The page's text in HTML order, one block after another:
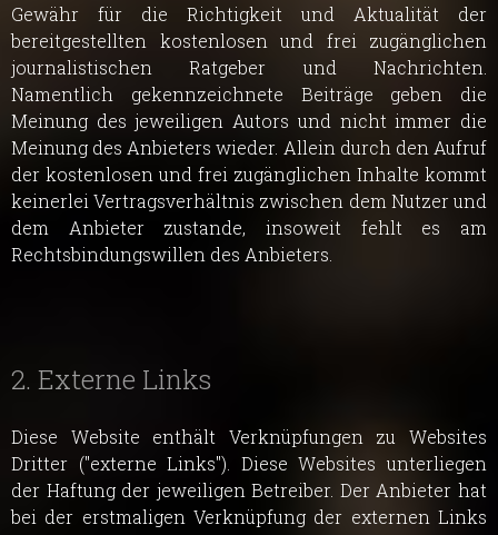
Gewähr für die Richtigkeit und Aktualität der
bereitgestellten kostenlosen und frei zugänglichen
journalistischen Ratgeber und Nachrichten.
Namentlich gekennzeichnete Beiträge geben die
Meinung des jeweiligen Autors und nicht immer die
Meinung des Anbieters wieder. Allein durch den Aufruf
der kostenlosen und frei zugänglichen Inhalte kommt
keinerlei Vertragsverhältnis zwischen dem Nutzer und
dem Anbieter zustande, insoweit fehlt es am
Rechtsbindungswillen des Anbieters.
2. Externe Links
Diese Website enthält Verknüpfungen zu Websites
Dritter ("externe Links"). Diese Websites unterliegen
der Haftung der jeweiligen Betreiber. Der Anbieter hat
bei der erstmaligen Verknüpfung der externen Links